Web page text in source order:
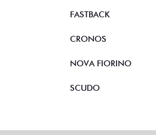
FASTBACK
CRONOS
NOVA FIORINO
SCUDO